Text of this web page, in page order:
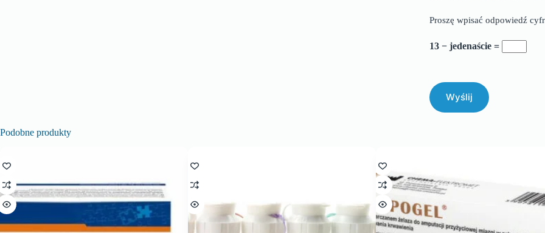
Proszę wpisać odpowiedź
13 − jedenaście =
Wyślij
Podobne produkty